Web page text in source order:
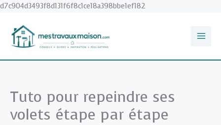
d7c904d3493f8d131f6f8c1ce18a398bbe1ef182
Tuto pour repeindre ses
volets étape par étape